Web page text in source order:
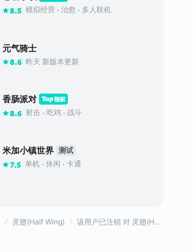
8.5 模拟经营 治愈 多人联机
元气骑士
8.6 昨天 新版本更新
香肠派对
8.6 射击 吃鸡 战斗
米加小镇世界 测试
7.5 单机 休闲 卡通
灵翅(Half Wing) 该用户已注销 对 灵翅(Half Wing)的评价